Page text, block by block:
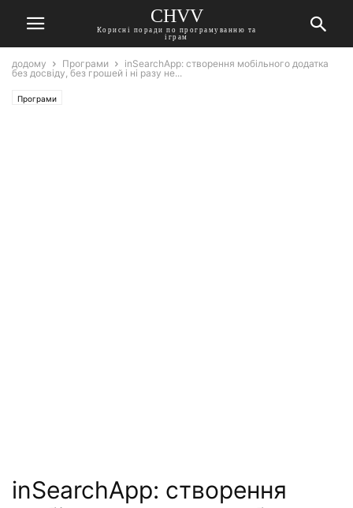
CHVV
Корисні поради по програмуванню та
іграм
додому Програми
inSearchApp: створення мобільного додатка
без досвіду, без грошей і ні разу не...
Програми
inSearchApp: створення